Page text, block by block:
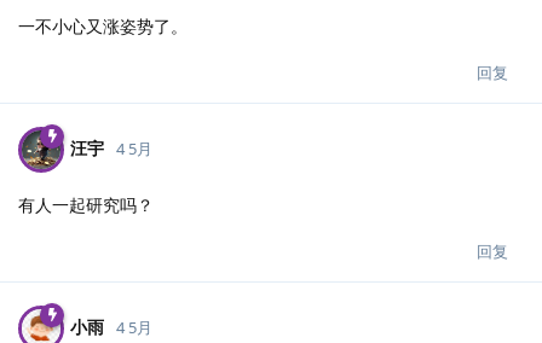
一不小心又涨姿势了。
回复
汪宇 4 5月
有人一起研究吗？
回复
小雨 4 5月